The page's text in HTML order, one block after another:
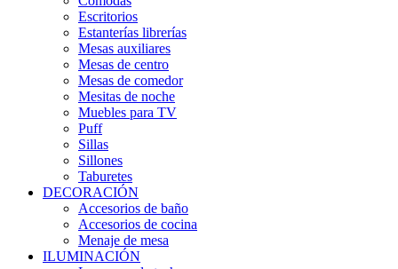
Escritorios
Estanterías librerías
Mesas auxiliares
Mesas de centro
Mesas de comedor
Mesitas de noche
Muebles para TV
Puff
Sillas
Sillones
Taburetes
DECORACIÓN
Accesorios de baño
Accesorios de cocina
Menaje de mesa
ILUMINACIÓN